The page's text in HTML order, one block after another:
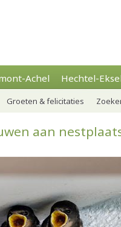
Achel Hechtel-
Groeten & felicitaties
aan